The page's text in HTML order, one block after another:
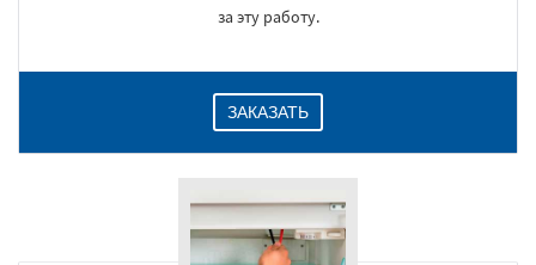
за эту работу.
ЗАКАЗАТЬ